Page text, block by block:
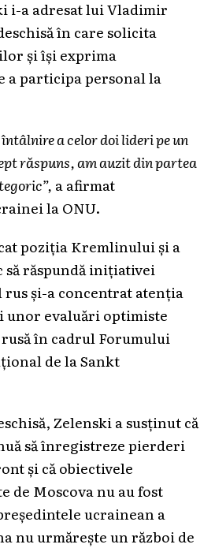
i-a adresat lui Vladimir
în care solicita
și își exprima
a participa personal la
a celor doi lideri pe un
răspuns, am auzit din partea
a afirmat
la ONU.
poziția Kremlinului și a
să răspundă inițiativei
și-a concentrat atenția
unor evaluări optimiste
în cadrul Forumului
de la Sankt
Zelenski a susținut că
să înregistreze pierderi
și că obiectivele
de Moscova nu au fost
ucrainean a
nu urmărește un război de